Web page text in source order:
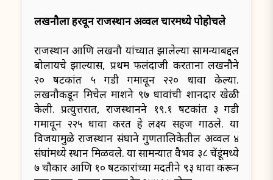
लखनौला हरवून राजस्थान अव्वल चारमध्ये पोहोचले
राजस्थान आणि लखनौ यांच्यात झालेल्या सामन्याबद्दल
बोलायचे झाल्यास, प्रथम फलंदाजी करताना लखनौने
२० षटकांत ५ गडी गमावून २२० धावा केल्या.
लखनौकडून मिचेल मार्शने ९७ धावांची शानदार खेळी
केली. प्रत्युत्तरात, राजस्थानने १९.१ षटकांत ३ गडी
गमावून २२५ धावा करत हे लक्ष्य सहज गाठले. या
विजयामुळे राजस्थान संघाने गुणतालिकेतील अव्वल ४
संघांमध्ये स्थान मिळवले. या सामन्यात वैभव ३८ चेंडूंमध्ये
७ चौकार आणि १० षटकारांच्या मदतीने ९३ धावा करून